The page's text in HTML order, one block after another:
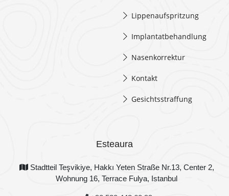
Lippenaufspritzung
Implantatbehandlung
Nasenkorrektur
Kontakt
Gesichtsstraffung
Esteaura
Stadtteil Teşvikiye, Hakkı Yeten Straße Nr.13, Center 2,
Wohnung 16, Terrace Fulya, Istanbul